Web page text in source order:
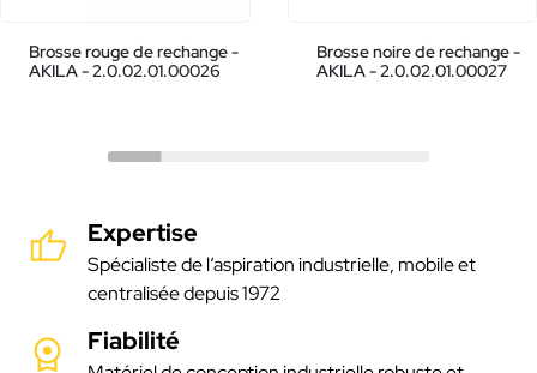
Brosse rouge de rechange -
AKILA - 2.0.02.01.00026
Brosse noire de rechange -
AKILA - 2.0.02.01.00027
Expertise
Spécialiste de l’aspiration industrielle, mobile et
centralisée depuis 1972
Fiabilité